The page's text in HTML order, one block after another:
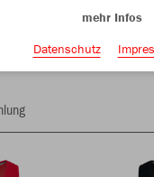
Farbe
mehr Infos
Datenschutz